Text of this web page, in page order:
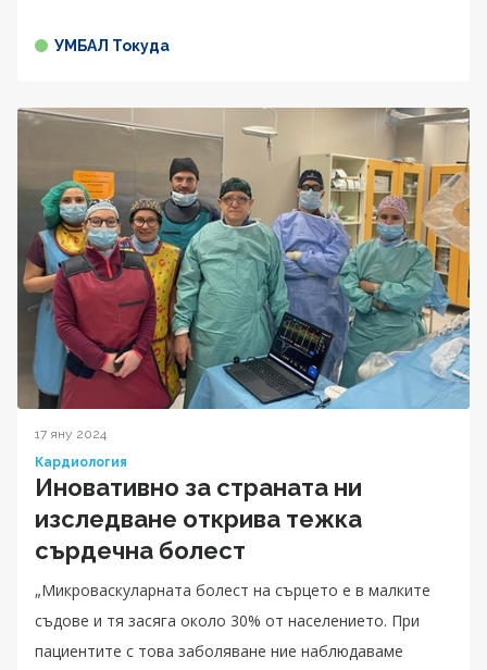
УМБАЛ Токуда
17 яну 2024
Кардиология
Иновативно за страната ни
изследване открива тежка
сърдечна болест
„Микроваскуларната болест на сърцето е в малките
съдове и тя засяга около 30% от населението. При
пациентите с това заболяване ние наблюдаваме